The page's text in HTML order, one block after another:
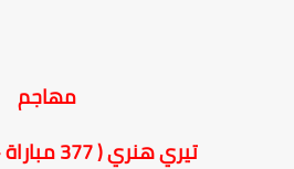
مهاجم
تيري هنري ( 377 مباراة - 228 هدف )